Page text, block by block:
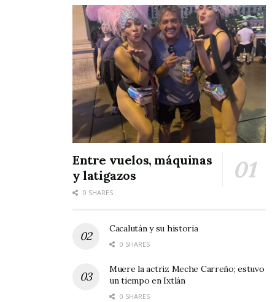
Entre vuelos, máquinas
y latigazos
0 SHARES
Cacalután y su historia
0 SHARES
Muere la actriz Meche Carreño; estuvo
un tiempo en Ixtlán
0 SHARES